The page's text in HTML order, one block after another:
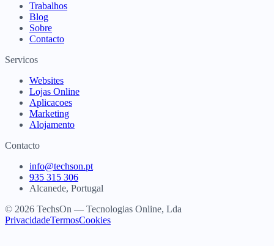
Trabalhos
Blog
Sobre
Contacto
Servicos
Websites
Lojas Online
Aplicacoes
Marketing
Alojamento
Contacto
info@techson.pt
935 315 306
Alcanede, Portugal
© 2026 TechsOn — Tecnologias Online, Lda
PrivacidadeTermosCookies